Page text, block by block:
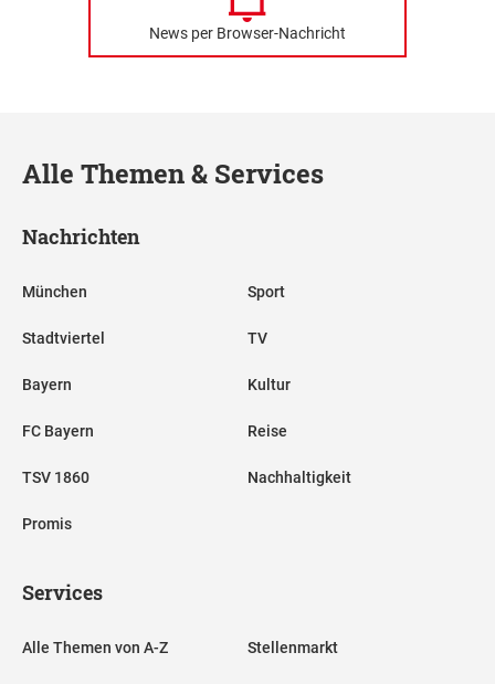
News per Browser-Nachricht
Alle Themen & Services
Nachrichten
München
Stadtviertel
Bayern
FC Bayern
TSV 1860
Promis
Sport
TV
Kultur
Reise
Nachhaltigkeit
Services
Alle Themen von A-Z Stellenmarkt